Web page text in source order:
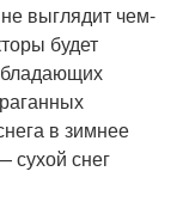
выглядит чем-
будет
в зимнее
сухой снег